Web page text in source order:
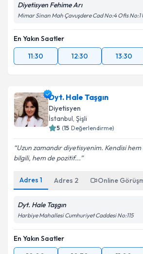
Diyetisyen Fehime Arı
Mimar Sinan Mah Çavuşdere Cad No:4 Ofis No:1
En Yakın Saatler
11:30
12:30 13:30
Dyt. Hale Taşgın
Diyetisyen
İstanbul, Şişli
5 (15 Değerlendirme)
Uzun zamandır diyetisyenim. Kendisi hem
bilgili, hem de pozitif...
Adres 1 Adres 2 Online
Dyt. Hale Taşgın
Harbiye Mahallesi Cumhuriyet Caddesi No:115
En Yakın Saatler